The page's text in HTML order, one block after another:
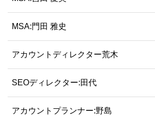
MSA:門田 雅史
アカウントディレクター荒木
SEOディレクター:田代
アカウントプランナー:野島